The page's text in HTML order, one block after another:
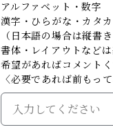
アルファベット・数字
漢字・ひらがな・カタ
（日本語の場合は縦書
書体・レイアウトなど
希望があればコメントく
〈必要であれば前もっ